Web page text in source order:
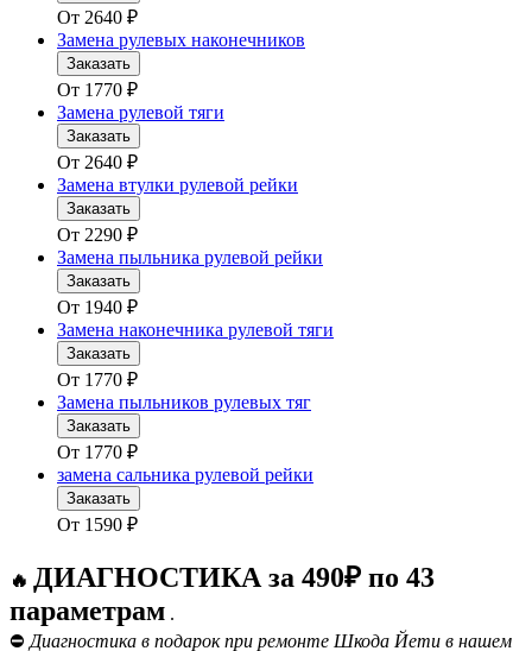
От 2640 ₽
Замена рулевых наконечников
Заказать
От 1770 ₽
Замена рулевой тяги
Заказать
От 2640 ₽
Замена втулки рулевой рейки
Заказать
От 2290 ₽
Замена пыльника рулевой рейки
Заказать
От 1940 ₽
Замена наконечника рулевой тяги
Заказать
От 1770 ₽
Замена пыльников рулевых тяг
Заказать
От 1770 ₽
замена сальника рулевой рейки
Заказать
От 1590 ₽
🔥 ДИАГНОСТИКА за 490₽ по 43
параметрам .
⛔ Диагностика в подарок при ремонте Шкода Йети в нашем